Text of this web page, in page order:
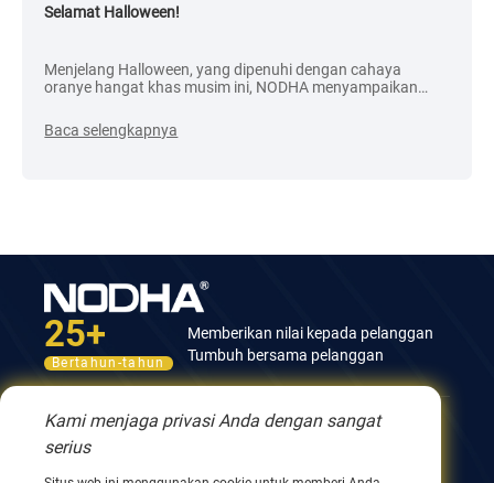
Selamat Halloween!
Menjelang Halloween, yang dipenuhi dengan cahaya
oranye hangat khas musim ini, NODHA menyampaikan
yang terhormat.
Baca selengkapnya
25+
Bertahun-tahun
Memberikan nilai kepada pelanggan
Tumbuh bersama pelanggan
Hubungi kami
Kami menjaga privasi Anda dengan sangat
serius